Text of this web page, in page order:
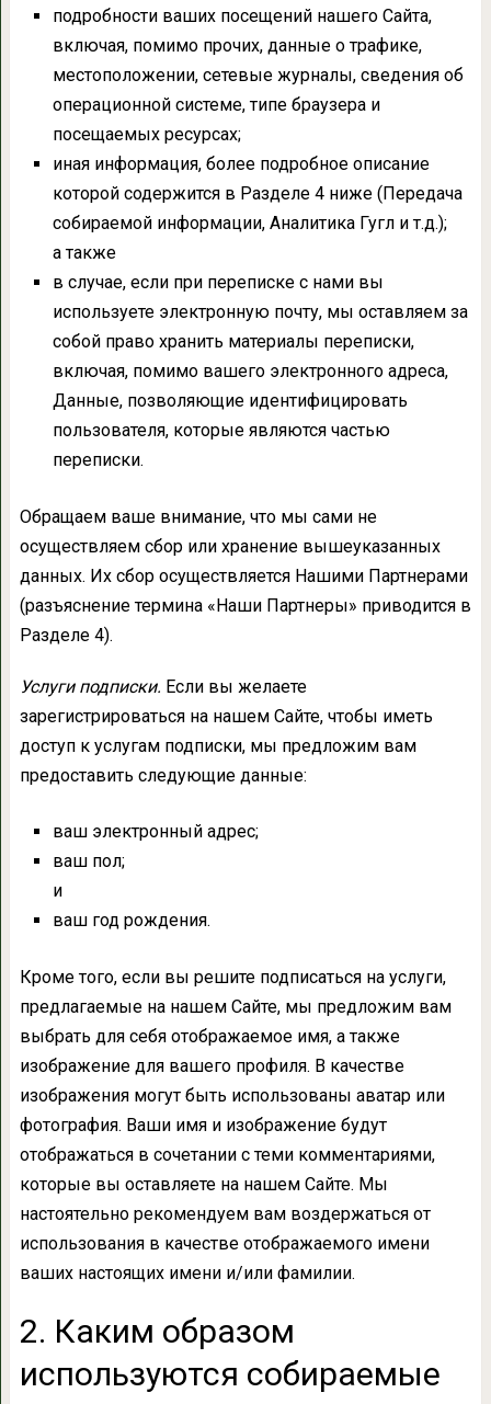
подробности ваших посещений нашего Сайта,
включая, помимо прочих, данные о трафике,
местоположении, сетевые журналы, сведения об
операционной системе, типе браузера и
посещаемых ресурсах;
иная информация, более подробное описание
которой содержится в Разделе 4 ниже (Передача
собираемой информации, Аналитика Гугл и т.д.);
а также
в случае, если при переписке с нами вы
используете электронную почту, мы оставляем за
собой право хранить материалы переписки,
включая, помимо вашего электронного адреса,
Данные, позволяющие идентифицировать
пользователя, которые являются частью
переписки.
Обращаем ваше внимание, что мы сами не
осуществляем сбор или хранение вышеуказанных
данных. Их сбор осуществляется Нашими Партнерами
(разъяснение термина «Наши Партнеры» приводится в
Разделе 4).
Услуги подписки. Если вы желаете
зарегистрироваться на нашем Сайте, чтобы иметь
доступ к услугам подписки, мы предложим вам
предоставить следующие данные:
ваш электронный адрес;
ваш пол;
и
ваш год рождения.
Кроме того, если вы решите подписаться на услуги,
предлагаемые на нашем Сайте, мы предложим вам
выбрать для себя отображаемое имя, а также
изображение для вашего профиля. В качестве
изображения могут быть использованы аватар или
фотография. Ваши имя и изображение будут
отображаться в сочетании с теми комментариями,
которые вы оставляете на нашем Сайте. Мы
настоятельно рекомендуем вам воздержаться от
использования в качестве отображаемого имени
ваших настоящих имени и/или фамилии.
2. Каким образом
используются собираемые